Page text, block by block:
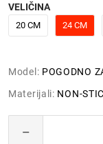
VELIČINA
20 CM 24 CM
Model: POGODNO
Materijali: NON-